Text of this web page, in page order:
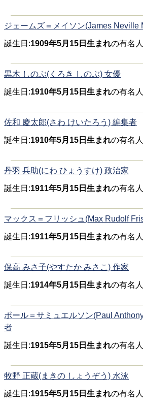
ジェームズ＝メイソン(James Neville
誕生日:1909年5月15日生まれの有名人
黒木 しのぶ(くろき しのぶ) 女優
誕生日:1910年5月15日生まれの有名
佐和 慶太郎(さわ けいたろう) 編集者
誕生日:1910年5月15日生まれの有名
丹羽 兵助(にわ ひょうすけ) 政治家
誕生日:1911年5月15日生まれの有名
マックス＝フリッシュ(Max Rudolf
誕生日:1911年5月15日生まれの有名人
保高 みさ子(やすたか みさこ) 作家
誕生日:1914年5月15日生まれの有名
ポール＝サミュエルソン(Paul
者
誕生日:1915年5月15日生まれの有名人
牧野 正蔵(まきの しょうぞう) 水泳
誕生日:1915年5月15日生まれの有名